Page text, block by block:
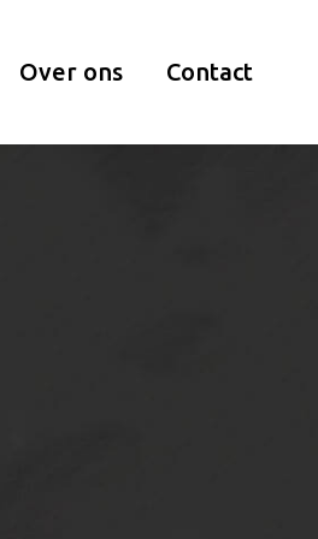
Over ons Contact